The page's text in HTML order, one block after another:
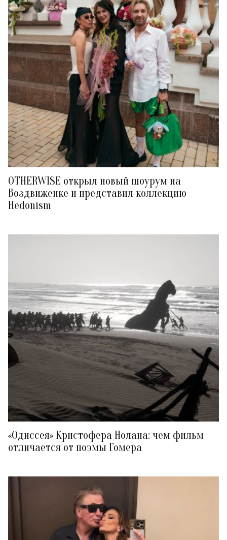
OTHERWISE открыл новый шоурум на
Воздвиженке и представил коллекцию
Hedonism
«Одиссея» Кристофера Нолана: чем фильм
отличается от поэмы Гомера